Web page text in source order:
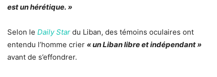
est un hérétique. »
Selon le Daily Star du Liban, des témoins oculaires ont
entendu l’homme crier « un Liban libre et indépendant »
avant de s’effondrer.